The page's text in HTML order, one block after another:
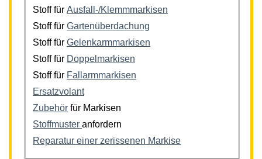
Stoff für Ausfall-/Klemmmarkisen
Stoff für Gartenüberdachung
Stoff für Gelenkarmmarkisen
Stoff für Doppelmarkisen
Stoff für Fallarmmarkisen
Ersatzvolant
Zubehör für Markisen
Stoffmuster anfordern
Reparatur einer zerissenen Markise